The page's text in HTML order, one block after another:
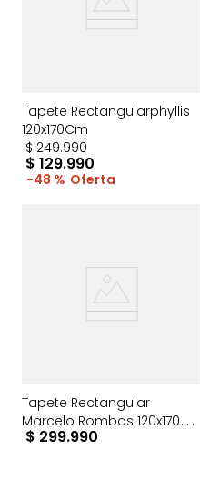
Tapete Rectangularphyllis
120x170Cm
$ 249.990
$ 129.990
48 %
Tapete Rectangular
Marcelo Rombos 120x170
cm
$ 299.990